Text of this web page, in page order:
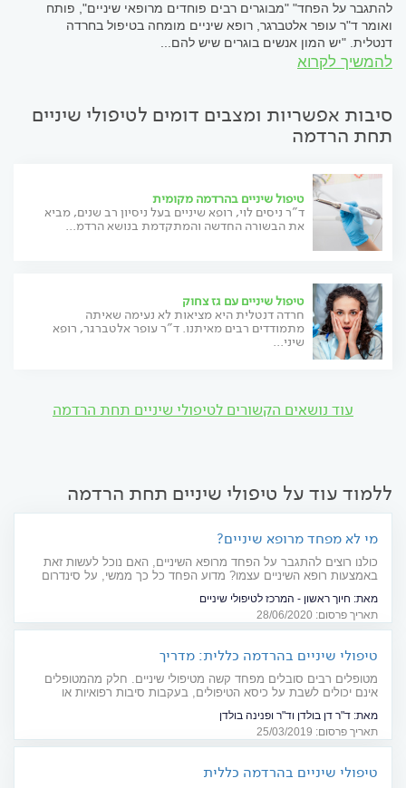
להתגבר על הפחד" "מבוגרים רבים פוחדים מרופאי שיניים", פותח
ואומר ד"ר עופר אלטברגר, רופא שיניים מומחה בטיפול בחרדה
דנטלית. "יש המון אנשים בוגרים שיש להם...
להמשיך לקרוא
סיבות אפשריות ומצבים דומים לטיפולי שיניים
תחת הרדמה
טיפול שיניים בהרדמה מקומית
ד"ר ניסים לוי, רופא שיניים בעל ניסיון רב שנים, מביא
את הבשורה החדשה והמתקדמת בנושא הרדמ...
טיפול שיניים עם גז צחוק
חרדה דנטלית היא מציאות לא נעימה שאיתה
מתמודדים רבים מאיתנו. ד"ר עופר אלטברגר, רופא
שיני...
עוד נושאים הקשורים לטיפולי שיניים תחת הרדמה
ללמוד עוד על טיפולי שיניים תחת הרדמה
מי לא מפחד מרופא שיניים?
כולנו רוצים להתגבר על הפחד מרופא השיניים, האם נוכל לעשות זאת
באמצעות רופא השיניים עצמו? מדוע הפחד כל כך ממשי, על סינדרום
טיפול שיניים בשלום
מאת: חיוך ראשון - המרכז לטיפולי שיניים
תאריך פרסום: 28/06/2020
טיפולי שיניים בהרדמה כללית: מדריך
מטופלים רבים סובלים מפחד קשה מטיפולי שיניים. חלק מהמטופלים
אינם יכולים לשבת על כיסא הטיפולים, בעקבות סיבות רפואיות או
פתרון יעיל המונע סבל וחרדה
מאת: ד"ר דן בולדן וד"ר ופנינה בולדן
תאריך פרסום: 25/03/2019
טיפולי שיניים בהרדמה כללית